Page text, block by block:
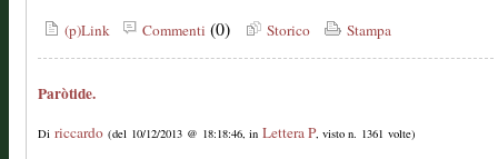
(p)Link Commenti (0) Storico Stampa
Paròtide.
Di riccardo (del 10/12/2013 @ 18:18:46, in Lettera P, visto n. 1361 volte)